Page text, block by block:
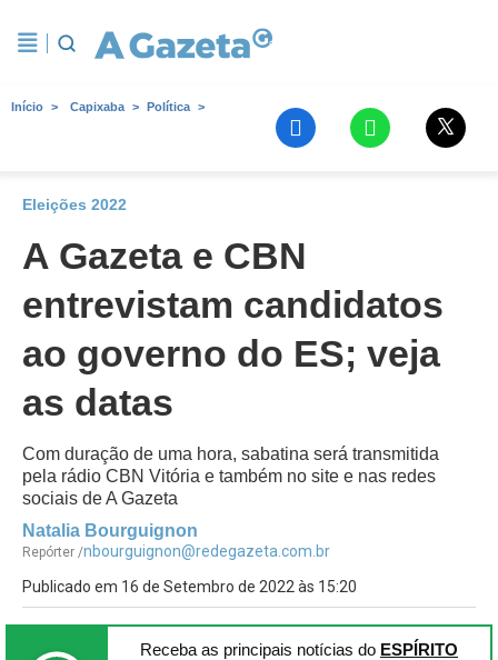
Início Capixaba Política
Eleições 2022
A Gazeta e CBN
entrevistam candidatos
ao governo do ES; veja
as datas
Com duração de uma hora, sabatina será transmitida
pela rádio CBN Vitória e também no site e nas redes
sociais de A Gazeta
Natalia Bourguignon
Repórter /nbourguignon@redegazeta.com.br
Publicado em 16 de Setembro de 2022 às 15:20
Receba as principais notícias do ESPÍRITO